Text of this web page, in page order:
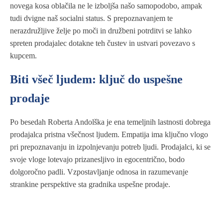
novega kosa oblačila ne le izboljša našo samopodobo, ampak
tudi dvigne naš socialni status. S prepoznavanjem te
nerazdružljive želje po moči in družbeni potrditvi se lahko
spreten prodajalec dotakne teh čustev in ustvari povezavo s
kupcem.
Biti všeč ljudem: ključ do uspešne
prodaje
Po besedah Roberta Andolška je ena temeljnih lastnosti dobrega
prodajalca pristna všečnost ljudem. Empatija ima ključno vlogo
pri prepoznavanju in izpolnjevanju potreb ljudi. Prodajalci, ki se
svoje vloge lotevajo prizanesljivo in egocentrično, bodo
dolgoročno padli. Vzpostavljanje odnosa in razumevanje
strankine perspektive sta gradnika uspešne prodaje.